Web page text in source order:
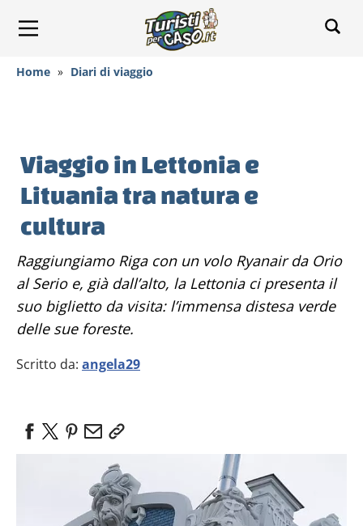
Home » Diari di viaggio
Viaggio in Lettonia e
Lituania tra natura e
cultura
Raggiungiamo Riga con un volo Ryanair da Orio
al Serio e, già dall’alto, la Lettonia ci presenta il
suo biglietto da visita: l’immensa distesa verde
delle sue foreste.
Scritto da: angela29